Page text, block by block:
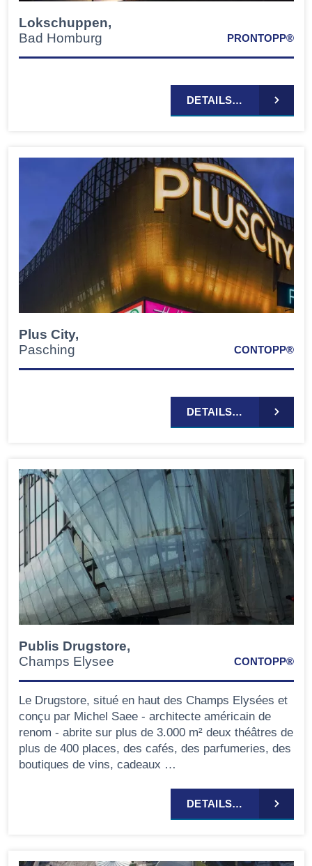
Lokschuppen,
Bad Homburg
PRONTOPP®
DETAILS…
Plus City,
Pasching
CONTOPP®
DETAILS…
Publis Drugstore,
Champs Elysee
CONTOPP®
Le Drugstore, situé en haut des Champs Elysées et
conçu par Michel Saee - architecte américain de
renom - abrite sur plus de 3.000 m² deux théâtres de
plus de 400 places, des cafés, des parfumeries, des
boutiques de vins, cadeaux …
DETAILS…